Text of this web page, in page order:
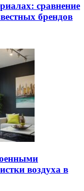
сравнение
брендов
воздуха в